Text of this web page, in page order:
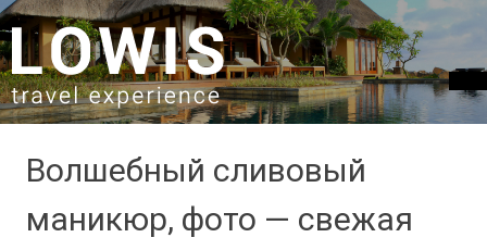
SKIP TO CONTENT
Волшебный сливовый
маникюр, фото — свежая